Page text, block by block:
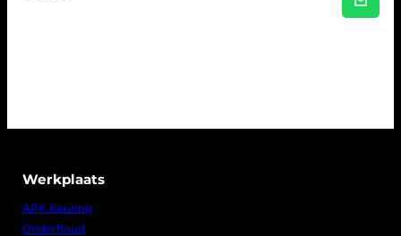
Werkplaats
APK Keuring
Onderhoud